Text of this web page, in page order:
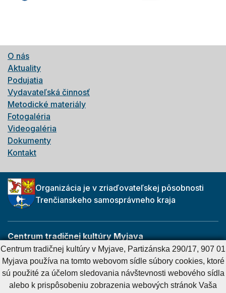
O nás
Aktuality
Podujatia
Vydavateľská činnosť
Metodické materiály
Fotogaléria
Videogaléria
Dokumenty
Kontakt
Organizácia je v zriaďovateľskej pôsobnosti
Trenčianskeho samosprávneho kraja
Centrum tradičnej kultúry Myjava
Partizánska 290/17
907 01 Myjava
Cookies nastavenieCookies - viac informáciíVyhlásenie o prístupnosti
Centrum tradičnej kultúry v Myjave, Partizánska 290/17, 907 01
Myjava používa na tomto webovom sídle súbory cookies, ktoré
sú použité za účelom sledovania návštevnosti webového sídla
alebo k prispôsobeniu zobrazenia webových stránok Vaša